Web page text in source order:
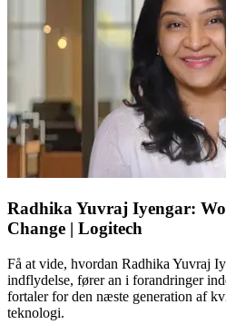
Radhika Yuvraj Iyengar:
Change | Logitech
Få at vide, hvordan Radhika Yuvraj
indflydelse, fører an i forandringer
fortaler for den næste generation af
teknologi.